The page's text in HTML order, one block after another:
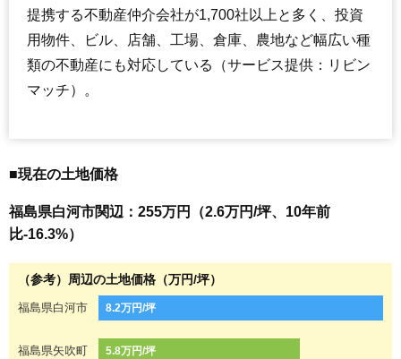
提携する不動産仲介会社が1,700社以上と多く、投資
用物件、ビル、店舗、工場、倉庫、農地など幅広い種
類の不動産にも対応している（サービス提供：リビン
マッチ）。
■現在の土地価格
福島県白河市関辺：255万円（2.6万円/坪、10年前
比-16.3%）
（参考）周辺の土地価格（万円/坪）
福島県白河市 8.2万円/坪
福島県矢吹町 5.8万円/坪